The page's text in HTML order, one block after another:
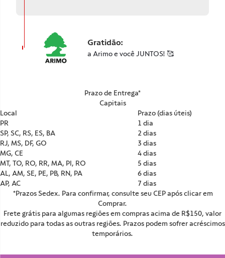
Gratidão:
a Arimo e você JUNTOS! 🥰
Prazo de Entrega*
Capitais
Local
Prazo (dias úteis)
PR
1 dia
SP, SC, RS, ES, BA
2 dias
RJ, MS, DF, GO
3 dias
MG, CE
4 dias
MT, TO, RO, RR, MA, PI, RO
5 dias
AL, AM, SE, PE, PB, RN, PA
6 dias
AP, AC
7 dias
*Prazos Sedex. Para confirmar, consulte seu CEP após clicar em
Comprar.
Frete grátis para algumas regiões em compras acima de R$150, valor
reduzido para todas as outras regiões. Prazos podem sofrer acréscimos
temporários.